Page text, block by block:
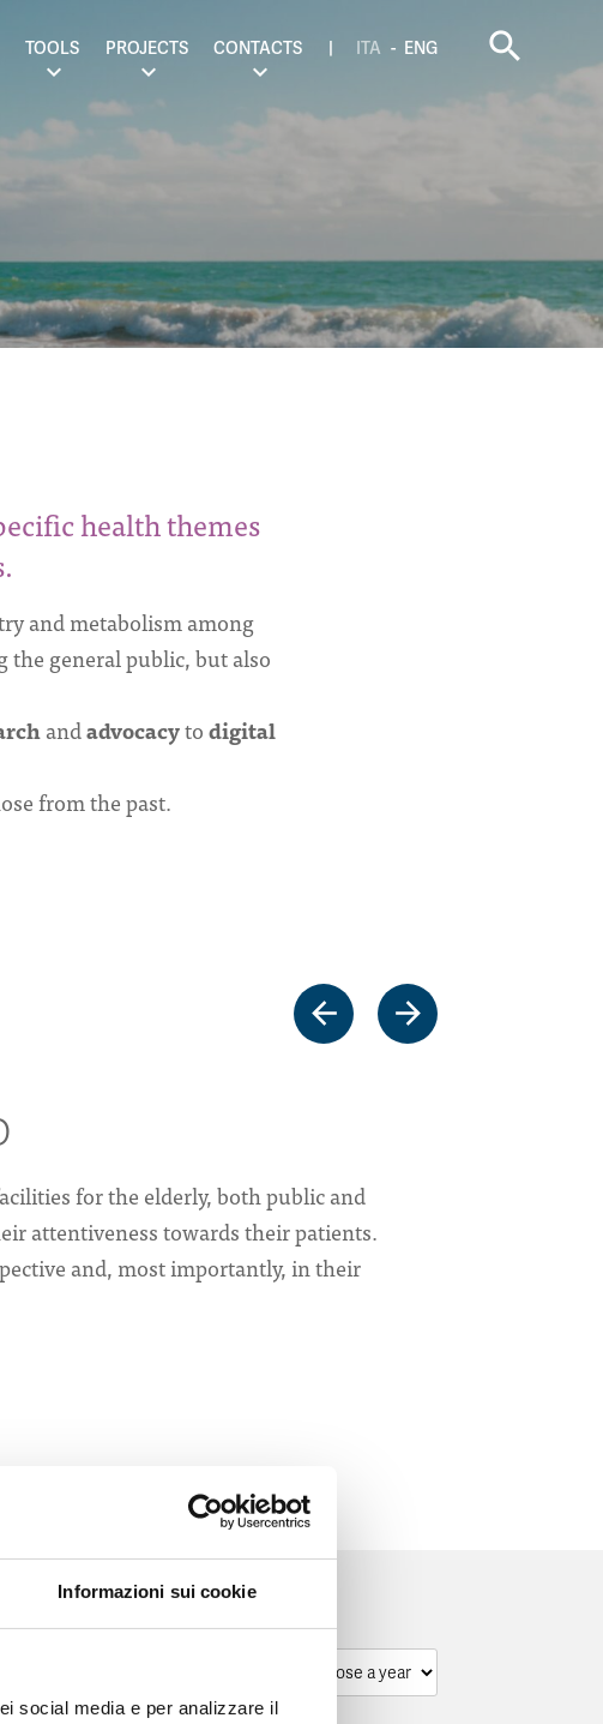
Informazioni sui cookie
social media e per analizzare il
TOOLS PROJECTS CONTACTS ITA ENG search
health themes
and metabolism among
the general public, but also
andadvocacytodigital
from the past.
arrow_back
for the elderly, both public and
attentiveness towards their patients.
and, most importantly, in their
arrow_forward